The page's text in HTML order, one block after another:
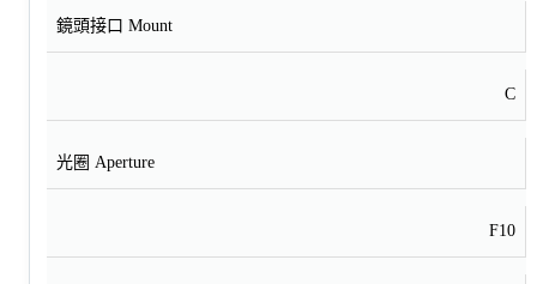
鏡頭接口 Mount
C
光圈 Aperture
F10